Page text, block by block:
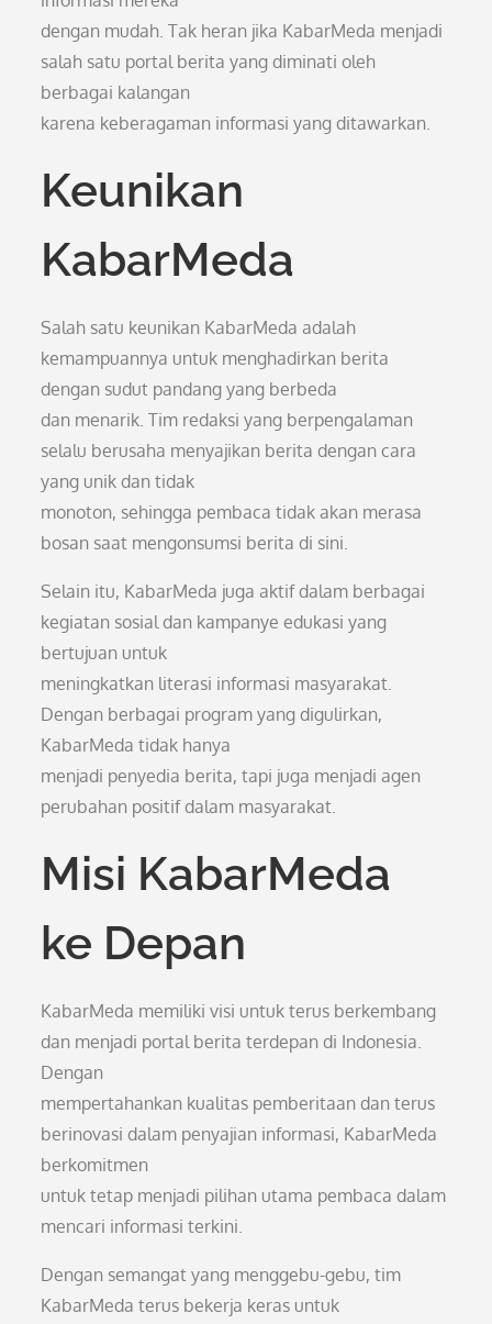
dengan mudah. Tak heran jika KabarMeda menjadi
salah satu portal berita yang diminati oleh
berbagai kalangan
karena keberagaman informasi yang ditawarkan.
Keunikan
KabarMeda
Salah satu keunikan KabarMeda adalah
kemampuannya untuk menghadirkan berita
dengan sudut pandang yang berbeda
dan menarik. Tim redaksi yang berpengalaman
selalu berusaha menyajikan berita dengan cara
yang unik dan tidak
monoton, sehingga pembaca tidak akan merasa
bosan saat mengonsumsi berita di sini.
Selain itu, KabarMeda juga aktif dalam berbagai
kegiatan sosial dan kampanye edukasi yang
bertujuan untuk
meningkatkan literasi informasi masyarakat.
Dengan berbagai program yang digulirkan,
KabarMeda tidak hanya
menjadi penyedia berita, tapi juga menjadi agen
perubahan positif dalam masyarakat.
Misi KabarMeda
ke Depan
KabarMeda memiliki visi untuk terus berkembang
dan menjadi portal berita terdepan di Indonesia.
Dengan
mempertahankan kualitas pemberitaan dan terus
berinovasi dalam penyajian informasi, KabarMeda
berkomitmen
untuk tetap menjadi pilihan utama pembaca dalam
mencari informasi terkini.
Dengan semangat yang menggebu-gebu, tim
KabarMeda terus bekerja keras untuk